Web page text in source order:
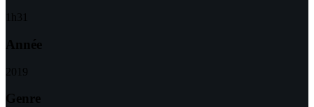
31
Année
2019
Genre